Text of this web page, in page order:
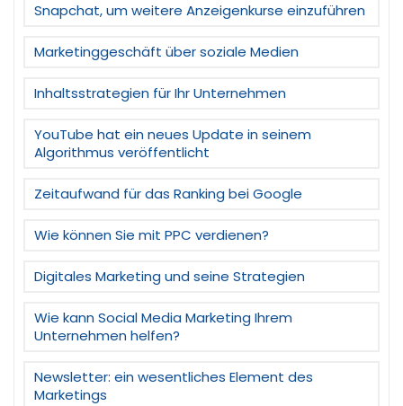
Snapchat, um weitere Anzeigenkurse einzuführen
Marketinggeschäft über soziale Medien
Inhaltsstrategien für Ihr Unternehmen
YouTube hat ein neues Update in seinem
Algorithmus veröffentlicht
Zeitaufwand für das Ranking bei Google
Wie können Sie mit PPC verdienen?
Digitales Marketing und seine Strategien
Wie kann Social Media Marketing Ihrem
Unternehmen helfen?
Newsletter: ein wesentliches Element des
Marketings